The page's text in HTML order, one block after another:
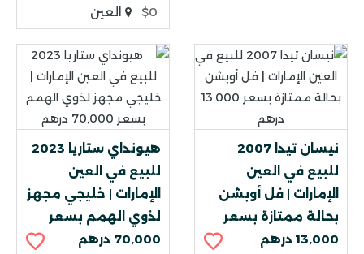
$0
العين
نيسان تيدا 2007
للبيع في العين
الإمارات | فل أوبشن
بحالة ممتازة بسعر
13,000 درهم
هيونداي ستاريا 2023
للبيع في العين
الإمارات | خليجي مجهز
لذوي الهمم بسعر
70,000 درهم